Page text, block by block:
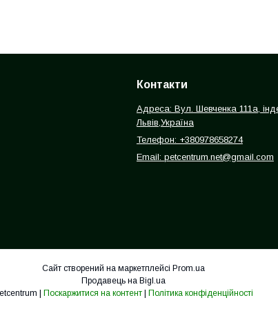
Контакти
Адреса: Вул. Шевченка 111а,
Львів,Україна
Телефон: +380978658274
Email: petcentrum.net@gmail.com
Сайт створений на маркетплейсі Prom.ua
Продавець на Bigl.ua
Поскаржитися на контент Політика конфіденційності